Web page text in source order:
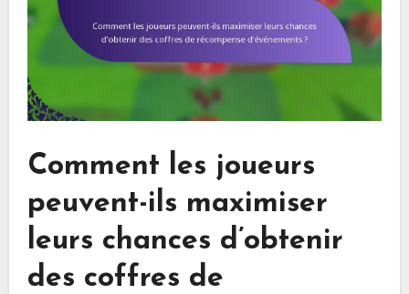
Comment les joueurs
peuvent-ils maximiser
leurs chances d’obtenir
des coffres de